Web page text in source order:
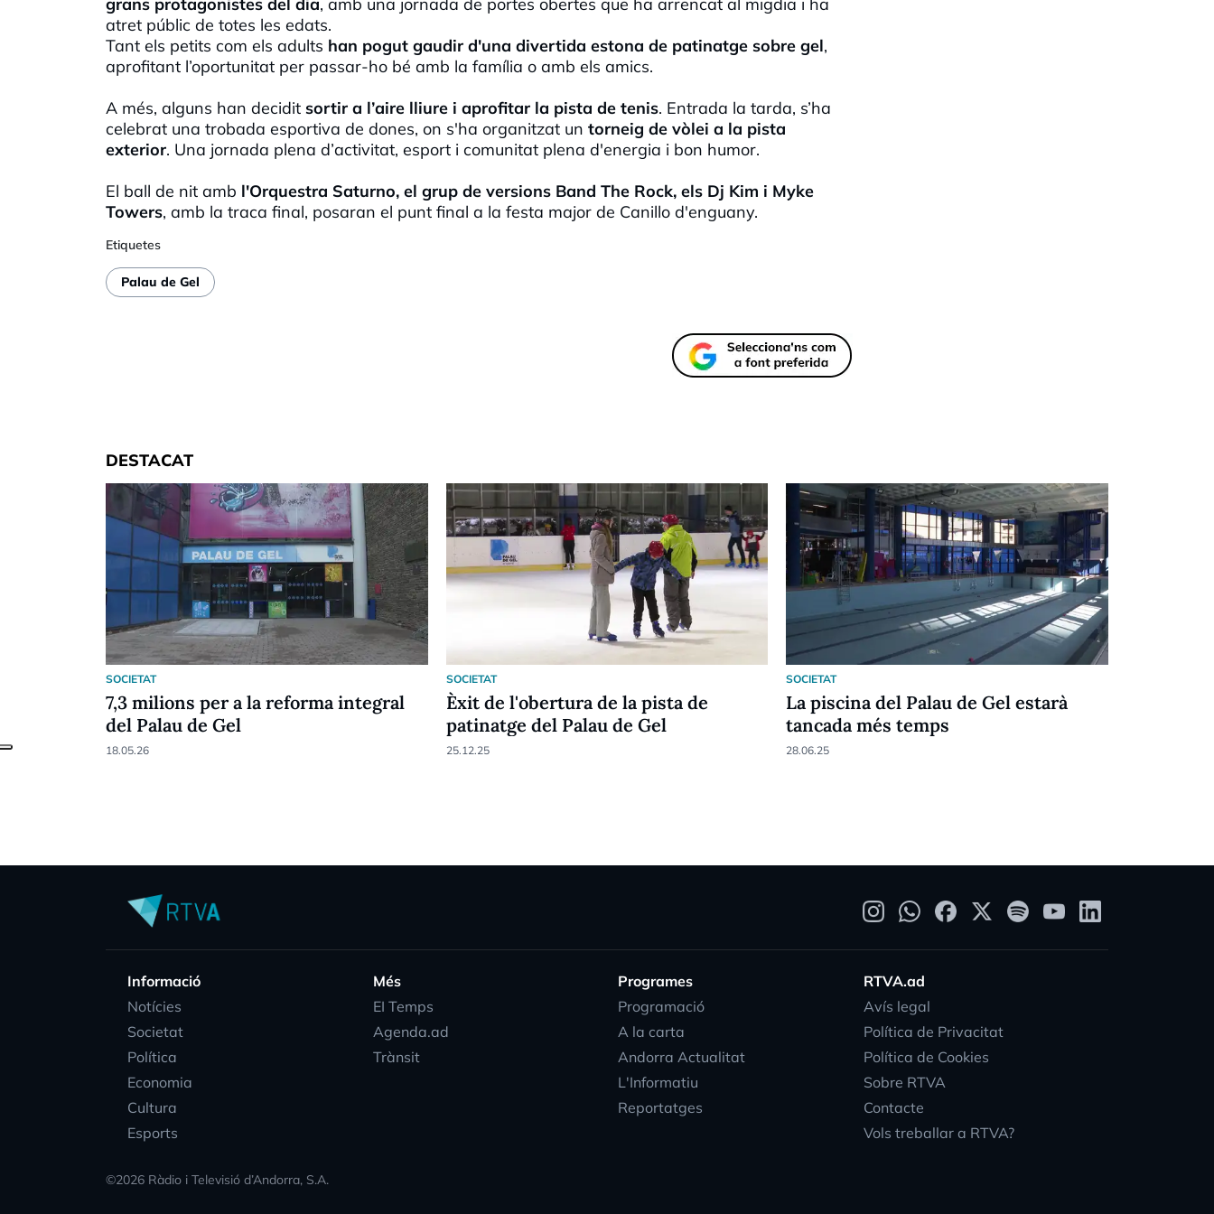
atret públic de totes les edats.
Tant els petits com els adults han pogut gaudir d'una divertida estona de patinatge sobre gel,
aprofitant l’oportunitat per passar-ho bé amb la família o amb els amics.
A més, alguns han decidit sortir a l’aire lliure i aprofitar la pista de tenis. Entrada la tarda, s’ha
celebrat una trobada esportiva de dones, on s'ha organitzat un torneig de vòlei a la pista
exterior. Una jornada plena d’activitat, esport i comunitat plena d'energia i bon humor.
El ball de nit amb l'Orquestra Saturno, el grup de versions Band The Rock, els Dj Kim i Myke
Towers, amb la traca final, posaran el punt final a la festa major de Canillo d'enguany.
Etiquetes
Palau de Gel
DESTACAT
SOCIETAT
7,3 milions per a la reforma integral
del Palau de Gel
18.05.26
SOCIETAT
Èxit de l'obertura de la pista de
patinatge del Palau de Gel
25.12.25
SOCIETAT
La piscina del Palau de Gel estarà
tancada més temps
28.06.25
Informació
Notícies
Societat
Política
Economia
Cultura
Esports
Més
EI Temps
Agenda.ad
Trànsit
Programes
Programació
A la carta
Andorra Actualitat
L'Informatiu
Reportatges
RTVA.ad
Avís legal
Política de Privacitat
Política de Cookies
Sobre RTVA
Contacte
Vols treballar a RTVA?
©2026 Ràdio i Televisió d’Andorra, S.A.